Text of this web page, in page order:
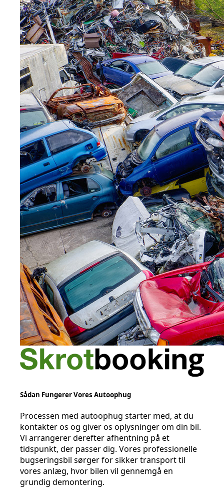
Sådan Fungerer Vores Autoophug
Processen med autoophug starter med, at du
kontakter os og giver os oplysninger om din bil.
Vi arrangerer derefter afhentning på et
tidspunkt, der passer dig. Vores professionelle
bugseringsbil sørger for sikker transport til
vores anlæg, hvor bilen vil gennemgå en
grundig demontering.